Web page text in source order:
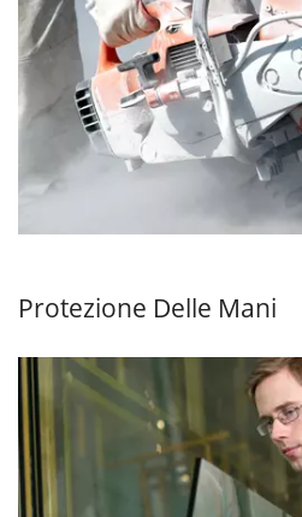
Protezione Delle Mani